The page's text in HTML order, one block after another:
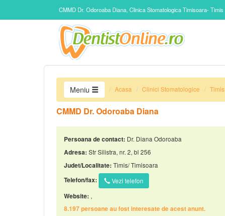
CMMD Dr. Odoroaba Diana, Clinica Stomatologica Timisoara- Timis
Meniu Acasa Clinici Stomatologice Timis
CMMD Dr. Odoroaba Diana
Persoana de contact: Dr. Diana Odoroaba
Adresa: Str Silistra, nr. 2, bl 256
Judet/Localitate: Timis/ Timisoara
Telefon/fax:
Vezi telefon
Website: ,
8.197 persoane au fost interesate de acest anunt.